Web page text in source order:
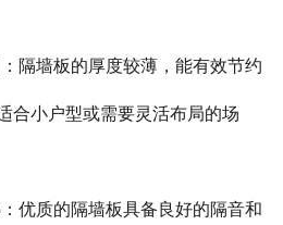
隔墙板的厚度较薄，能有效节约
合小户型或需要灵活布局的场
优质的隔墙板具备良好的隔音和